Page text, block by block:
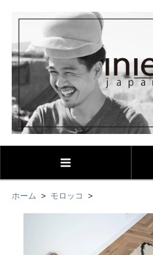
ホーム > モロッコ >